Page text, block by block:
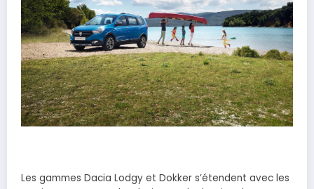
Les gammes Dacia Lodgy et Dokker s’étendent avec les